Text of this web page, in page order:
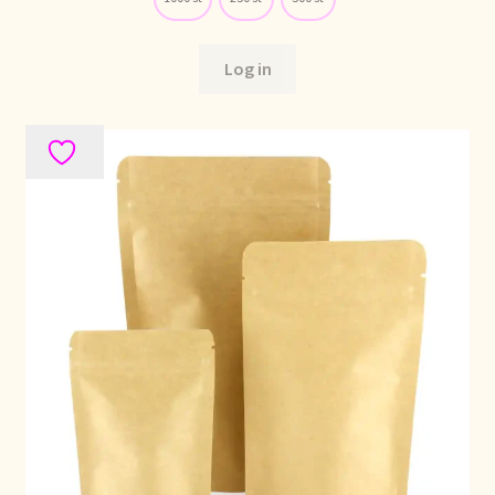
Nuestra visión del té
Onze visie op thee
Organic certificates
Our vision on tea
Log in